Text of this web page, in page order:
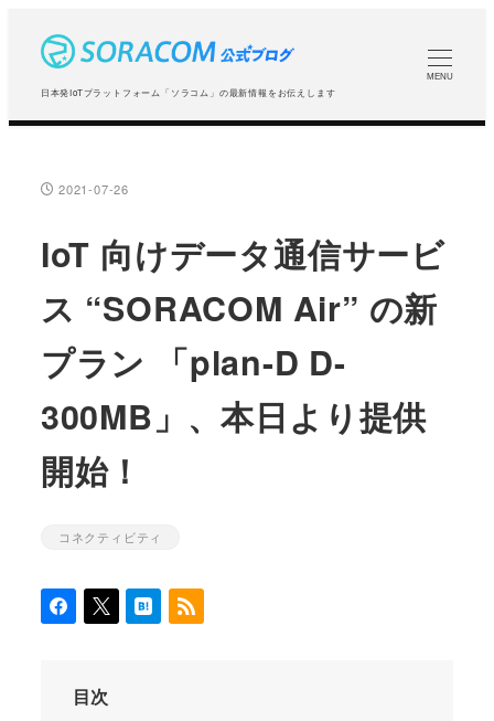
コ
日本発IoTプラットフォーム「ソラコム」の最新情報をお伝えします
MENU
投稿日
2021-07-26
IoT 向けデータ通信サービ
ス “SORACOM Air” の新
プラン 「plan-D D-
300MB」、本日より提供
開始！
カテゴリー
コネクティビティ
目次